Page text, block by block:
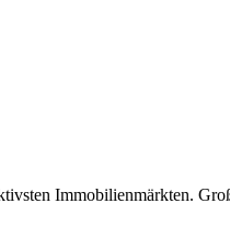
Immobilienmärkten.